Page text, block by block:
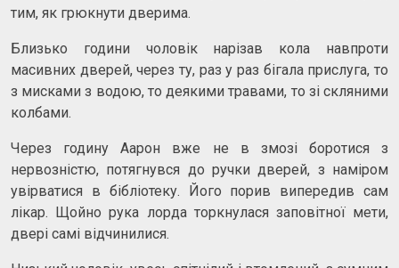
тим, як грюкнути дверима.
Близько години чоловік нарізав кола навпроти
масивних дверей, через ту, раз у раз бігала прислуга, то
з мисками з водою, то деякими травами, то зі скляними
колбами.
Через годину Аарон вже не в змозі боротися з
нервозністю, потягнувся до ручки дверей, з наміром
увірватися в бібліотеку. Його порив випередив сам
лікар. Щойно рука лорда торкнулася заповітної мети,
двері самі відчинилися.